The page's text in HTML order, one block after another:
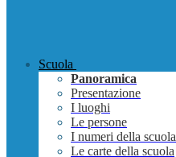
Scuola
Panoramica
Presentazione
I luoghi
Le persone
I numeri della scuola
Le carte della scuola